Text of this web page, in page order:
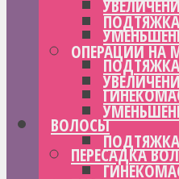
ВОЛОСЫ
ПЕРЕСАДКА
ОПЕРАЦИИ НА